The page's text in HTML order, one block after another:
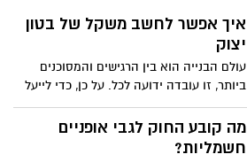
איך אפשר לחשב משקל של בטון
יצוק
עולם הבנייה הוא בין הרגישים והמסוכנים
ביותר, זו עובדה ידועה לכל. על כן, כדי לייעל
את העבודה ולהפוך אותה למסוכנת פחות,
נהוג לחשב אלמנטים שונים במסגרת העבודה
בכדי לבצע תהליכים שונים באופן מדויק יותר.
מה קובע החוק לגבי אופניים
חשמליות?